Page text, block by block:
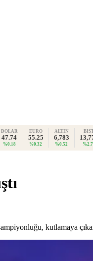
DOLAR
47.74
%0.18
EURO
55.25
%0.32
ALTIN
6,783
%0.52
kutlamaya